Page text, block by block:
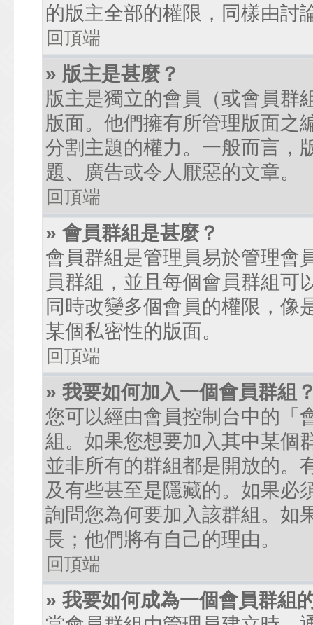
的版主全部的權限，同樣由討
回頂端
» 版主是甚麼？
版主是獨立的會員（或會員群
版面。他們擁有所管理版面之
分割主題的權力。一般而言，
題、廣告或令人厭惡的文章。
回頂端
» 會員群組是甚麼？
會員群組是管理員易於管理會
員群組，並且每個會員群組可
同時改變多個會員的權限，像
某個私密性的版面。
回頂端
» 我要如何加入一個會員群組
您可以經由會員控制台中的「
組。如果您想要加入其中某個
並非所有的群組都是開放的。
及有些甚至是隱藏的。如果必
詢問您為何要加入該群組。如
長；他們將有自己的理由。
回頂端
» 我要如何成為一個會員群組